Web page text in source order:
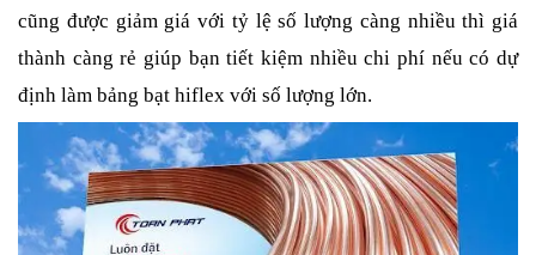
cũng được giảm giá với tỷ lệ số lượng càng nhiều thì giá
thành càng rẻ giúp bạn tiết kiệm nhiều chi phí nếu có dự
định làm bảng bạt hiflex với số lượng lớn.